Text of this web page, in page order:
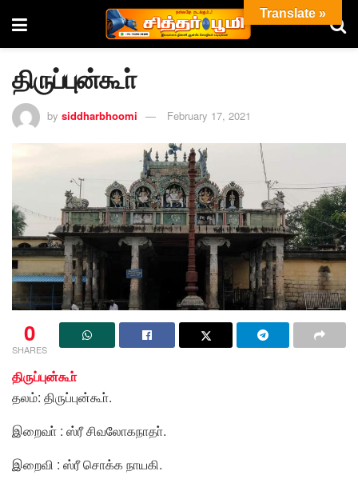
திருப்புன்கூா்
by siddharbhoomi February 17, 2021
0
SHARES
திருப்புன்கூா்
தலம்: திருப்புன்கூா்.
இறைவா் : ஸ்ரீ சிவலோகநாதா்.
இறைவி : ஸ்ரீ சொக்க நாயகி.
Translate »